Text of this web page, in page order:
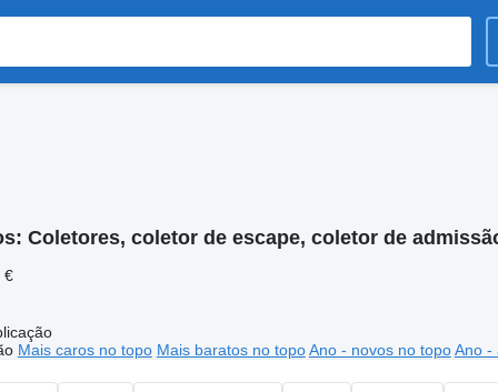
Coletores, coletor de escape, coletor de
€
Mais caros no topo Mais baratos no topo Ano - novos no topo Ano -